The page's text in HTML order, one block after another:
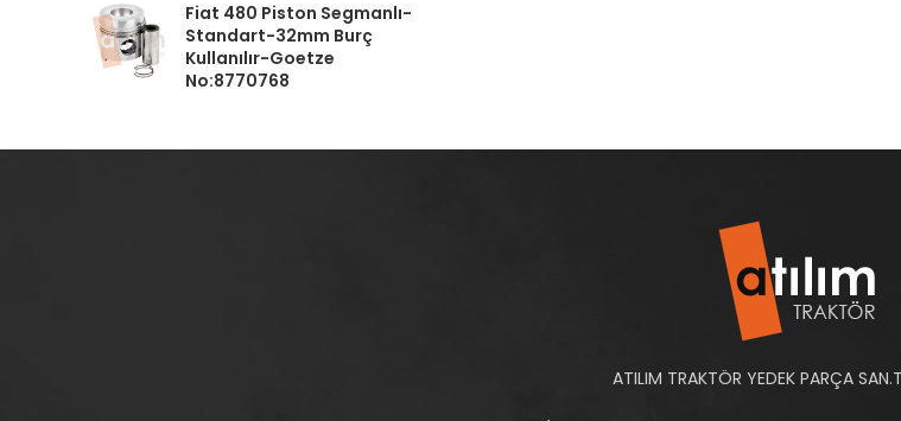
Fiat 480 Piston Segmanlı-
Standart-32mm Burç
Kullanılır-Goetze
No:8770768
ATILIM TRAKTÖR YEDEK PARÇA